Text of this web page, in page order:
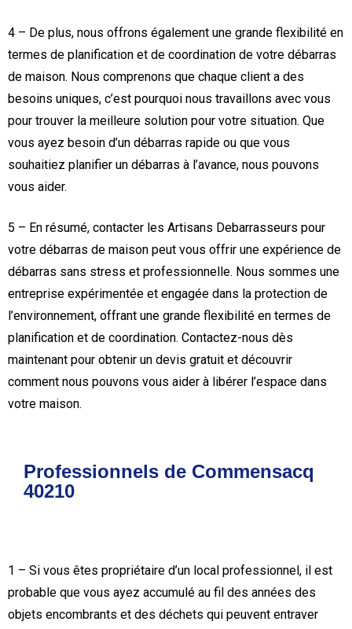
4 – De plus, nous offrons également une grande flexibilité en
termes de planification et de coordination de votre débarras
de maison. Nous comprenons que chaque client a des
besoins uniques, c’est pourquoi nous travaillons avec vous
pour trouver la meilleure solution pour votre situation. Que
vous ayez besoin d’un débarras rapide ou que vous
souhaitiez planifier un débarras à l’avance, nous pouvons
vous aider.
5 – En résumé, contacter les Artisans Debarrasseurs pour
votre débarras de maison peut vous offrir une expérience de
débarras sans stress et professionnelle. Nous sommes une
entreprise expérimentée et engagée dans la protection de
l’environnement, offrant une grande flexibilité en termes de
planification et de coordination. Contactez-nous dès
maintenant pour obtenir un devis gratuit et découvrir
comment nous pouvons vous aider à libérer l’espace dans
votre maison.
Professionnels de Commensacq
40210
1 – Si vous êtes propriétaire d’un local professionnel, il est
probable que vous ayez accumulé au fil des années des
objets encombrants et des déchets qui peuvent entraver